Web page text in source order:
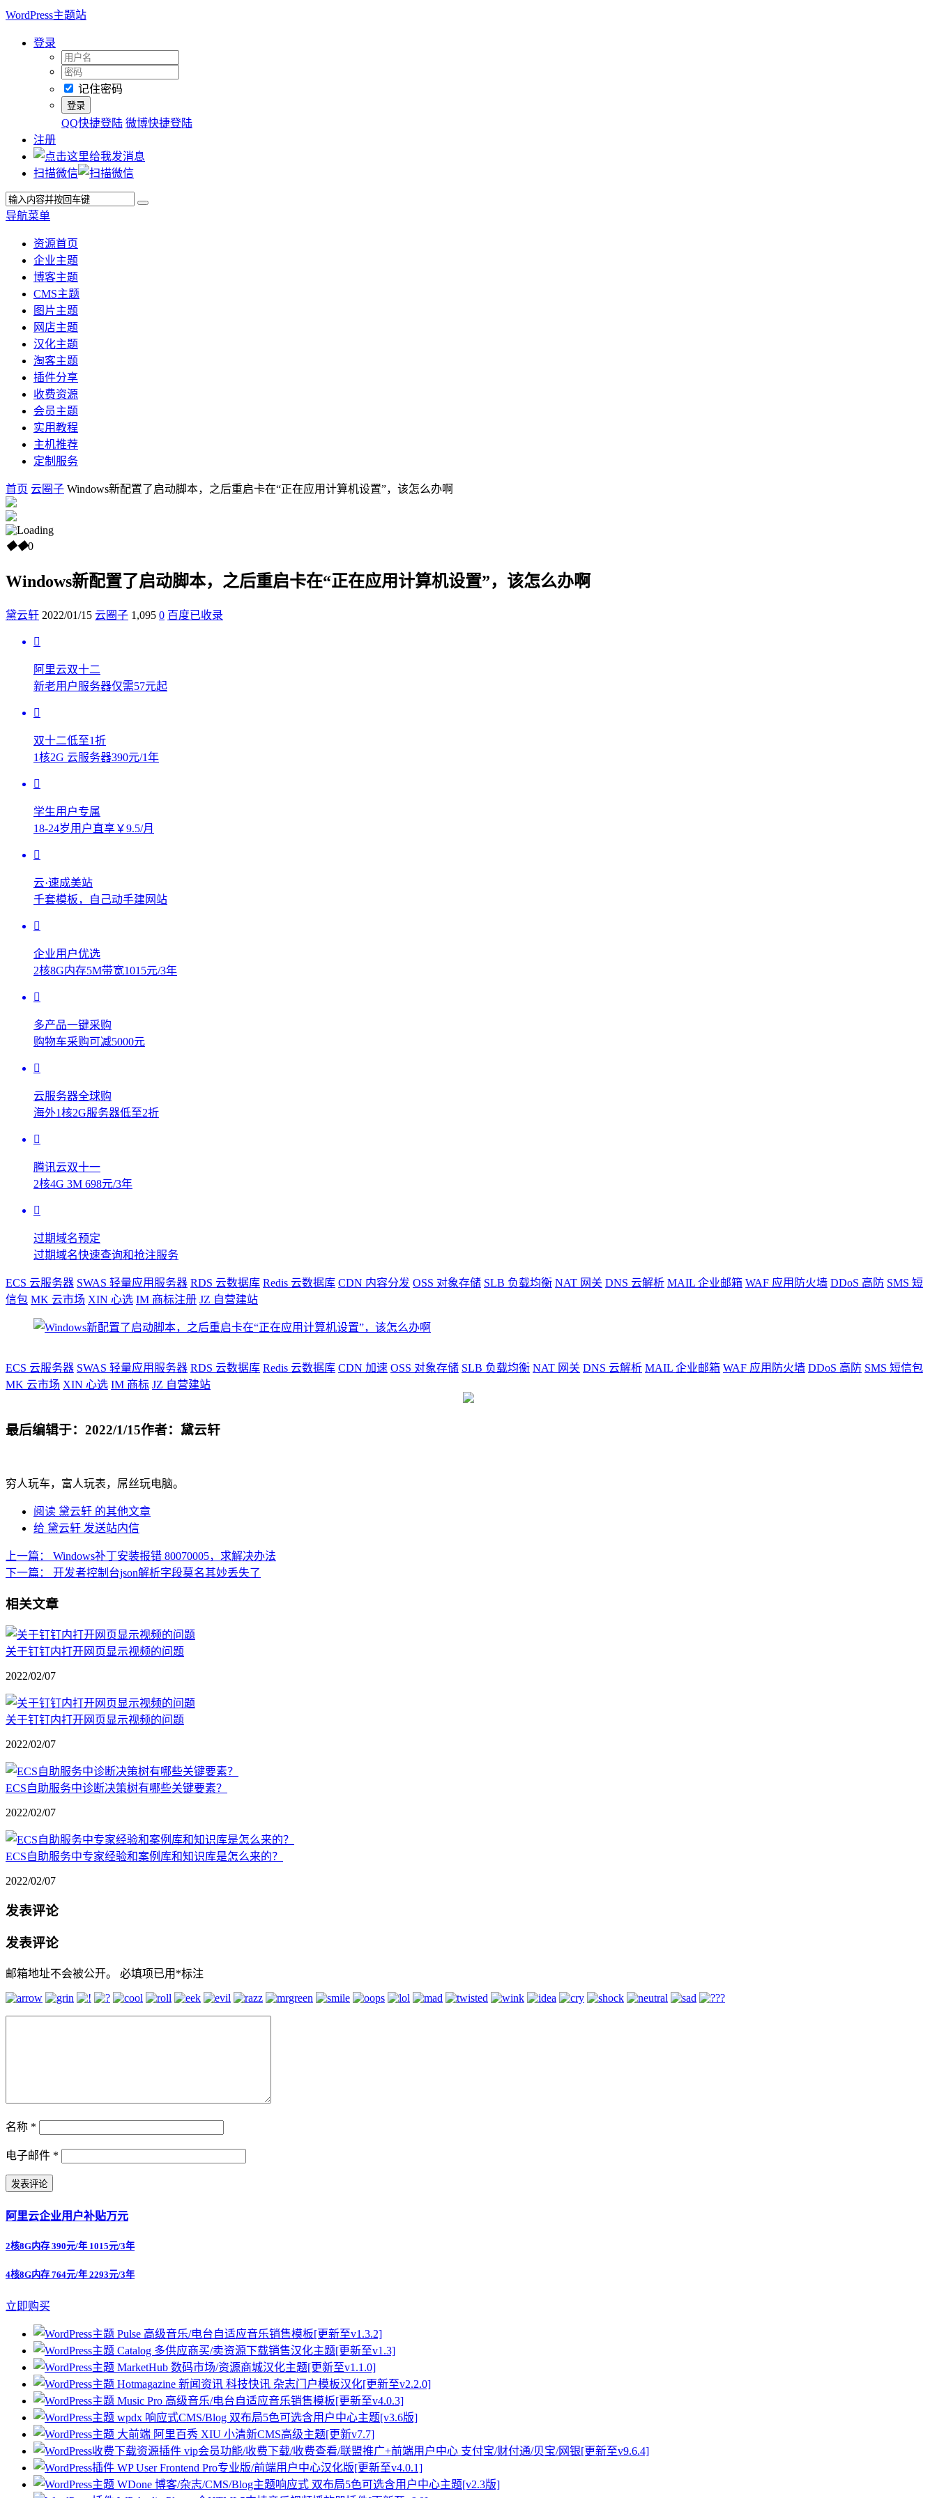
WordPress主题站
登录
记住密码
QQ快捷登陆 微博快捷登陆
注册
扫描微信
导航菜单
资源首页
企业主题
博客主题
CMS主题
图片主题
网店主题
汉化主题
淘客主题
插件分享
收费资源
会员主题
实用教程
主机推荐
定制服务
首页 云圈子 Windows新配置了启动脚本，之后重启卡在“正在应用计算机设置”，该怎么办啊
◆◆0
Windows新配置了启动脚本，之后重启卡在“正在应用计算机设置”，该怎么办啊
黛云轩 2022/01/15 云圈子 1,095 0 百度已收录
阿里云双十二
新老用户服务器仅需57元起
双十二低至1折
1核2G 云服务器390元/1年
学生用户专属
18-24岁用户直享￥9.5/月
云·速成美站
千套模板，自己动手建网站
企业用户优选
2核8G内存5M带宽1015元/3年
多产品一键采购
购物车采购可减5000元
云服务器全球购
海外1核2G服务器低至2折
腾讯云双十一
2核4G 3M 698元/3年
过期域名预定
过期域名快速查询和抢注服务
ECS 云服务器 SWAS 轻量应用服务器 RDS 云数据库 Redis 云数据库 CDN 内容分发 OSS 对象存储 SLB 负载均衡 NAT 网关 DNS 云解析 MAIL 企业邮箱 WAF 应用防火墙 DDoS 高防 SMS 短
信包 MK 云市场 XIN 心选 IM 商标注册 JZ 自营建站
ECS 云服务器 SWAS 轻量应用服务器 RDS 云数据库 Redis 云数据库 CDN 加速 OSS 对象存储 SLB 负载均衡 NAT 网关 DNS 云解析 MAIL 企业邮箱 WAF 应用防火墙 DDoS 高防 SMS 短信包
MK 云市场 XIN 心选 IM 商标 JZ 自营建站
最后编辑于：2022/1/15作者：黛云轩
穷人玩车，富人玩表，屌丝玩电脑。
阅读 黛云轩 的其他文章
给 黛云轩 发送站内信
上一篇：
Windows补丁安装报错 80070005，求解决办法
下一篇：
开发者控制台json解析字段莫名其妙丢失了
相关文章
关于钉钉内打开网页显示视频的问题
2022/02/07
关于钉钉内打开网页显示视频的问题
2022/02/07
ECS自助服务中诊断决策树有哪些关键要素？
2022/02/07
ECS自助服务中专家经验和案例库和知识库是怎么来的？
2022/02/07
发表评论
发表评论
邮箱地址不会被公开。 必填项已用 *标注
名称 *
电子邮件 *
阿里云企业用户补贴万元
2核8G内存 390元/年 1015元/3年
4核8G内存 764元/年 2293元/3年
立即购买